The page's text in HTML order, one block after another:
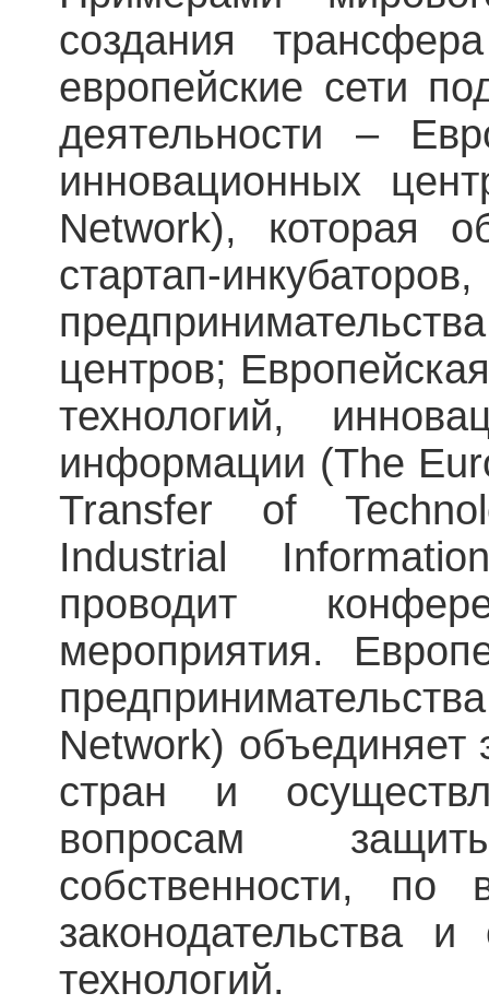
создания
европейские сети
деятельности –
инновационных
Network), которая
стартап-
центров;
технологий,
информации (The
Transfer of
Industrial
проводит
мероприятия.
Network) объединяет
стран и
вопросам
собственности, по
законодательства
технологий.